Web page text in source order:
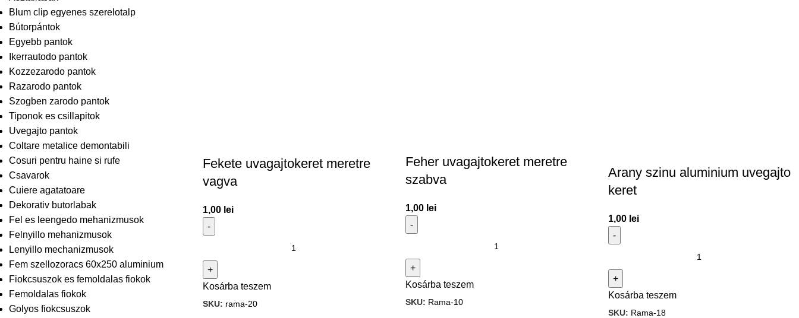
Blum clip egyenes szerelotalp
Bútorpántok
Egyebb pantok
Ikerrautodo pantok
Kozzezarodo pantok
Razarodo pantok
Szogben zarodo pantok
Tiponok es csillapitok
Uvegajto pantok
Coltare metalice demontabili
Cosuri pentru haine si rufe
Csavarok
Cuiere agatatoare
Dekorativ butorlabak
Fel es leengedo mehanizmusok
Felnyillo mehanizmusok
Lenyillo mechanizmusok
Fem szellozoracs 60x250 aluminium
Fiokcsuszok es femoldalas fiokok
Femoldalas fiokok
Golyos fiokcsuszok
Fekete uvagajtokeret meretre
vagva
1,00 lei
Kosárba teszem
SKU: rama-20
Feher uvagajtokeret meretre
szabva
1,00 lei
Kosárba teszem
SKU: Rama-10
Arany szinu aluminium uvegajto
keret
1,00 lei
Kosárba teszem
SKU: Rama-18